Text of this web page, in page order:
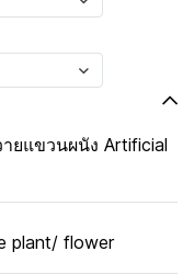
ยแขวนผนัง Artificial
plant/ flower